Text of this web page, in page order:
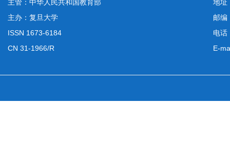
主管：中华人民共和国教育部
主办：复旦大学
ISSN 1673-6184
CN 31-1966/R
地
邮
电
E-